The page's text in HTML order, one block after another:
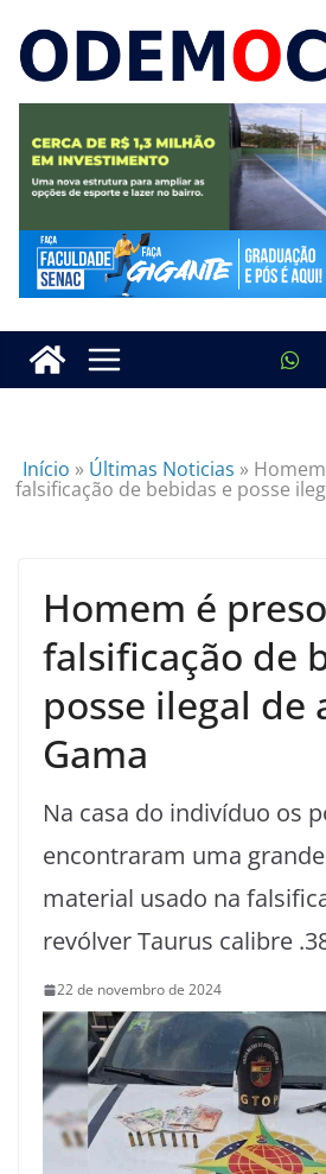
Início » Últimas Noticias »
falsificação de bebidas e posse
Homem é
falsificação de
posse ilegal de
Gama
Na casa do indivíduo os
encontraram uma
material usado na
revólver Taurus calibre
22 de novembro de 2024